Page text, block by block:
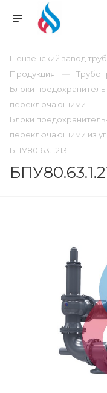
Пензенский завод
Продукция
Блоки
переключающими
Блоки
переключающими из
БПУ80.63.1.213